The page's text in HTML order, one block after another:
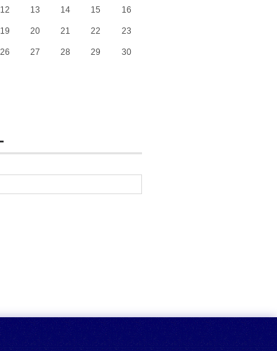
12 13 14 15 16
19 20 21 22 23
26 27 28 29 30